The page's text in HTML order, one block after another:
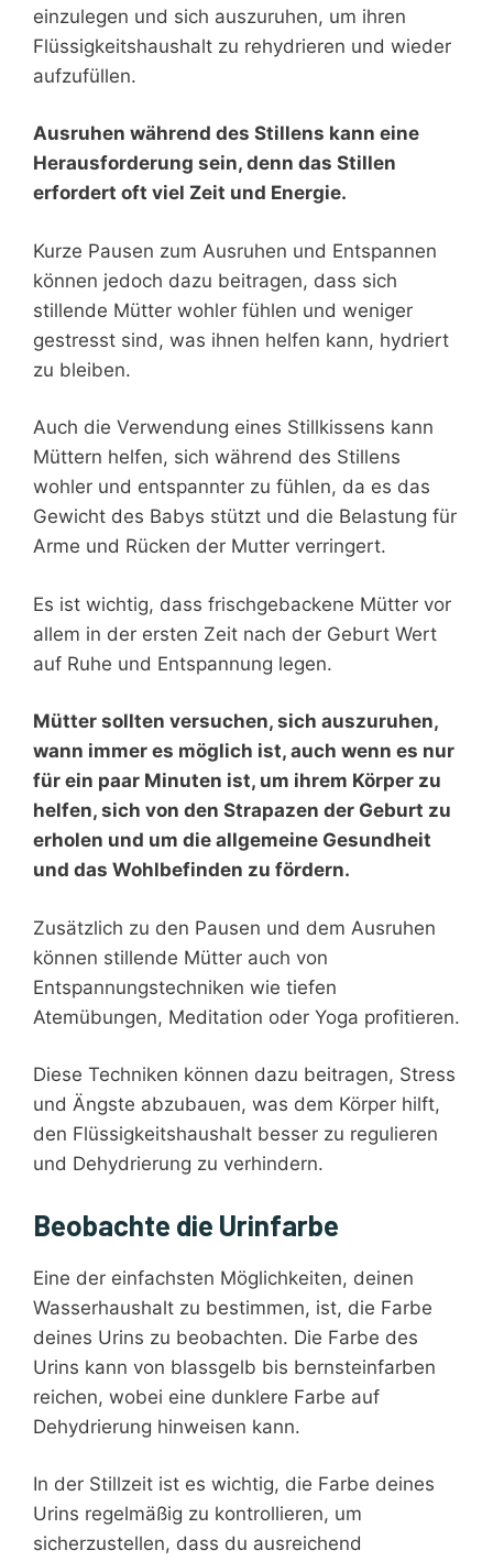
einzulegen und sich auszuruhen, um ihren
Flüssigkeitshaushalt zu rehydrieren und wieder
aufzufüllen.
Ausruhen während des Stillens kann eine
Herausforderung sein, denn das Stillen
erfordert oft viel Zeit und Energie.
Kurze Pausen zum Ausruhen und Entspannen
können jedoch dazu beitragen, dass sich
stillende Mütter wohler fühlen und weniger
gestresst sind, was ihnen helfen kann, hydriert
zu bleiben.
Auch die Verwendung eines Stillkissens kann
Müttern helfen, sich während des Stillens
wohler und entspannter zu fühlen, da es das
Gewicht des Babys stützt und die Belastung für
Arme und Rücken der Mutter verringert.
Es ist wichtig, dass frischgebackene Mütter vor
allem in der ersten Zeit nach der Geburt Wert
auf Ruhe und Entspannung legen.
Mütter sollten versuchen, sich auszuruhen,
wann immer es möglich ist, auch wenn es nur
für ein paar Minuten ist, um ihrem Körper zu
helfen, sich von den Strapazen der Geburt zu
erholen und um die allgemeine Gesundheit
und das Wohlbefinden zu fördern.
Zusätzlich zu den Pausen und dem Ausruhen
können stillende Mütter auch von
Entspannungstechniken wie tiefen
Atemübungen, Meditation oder Yoga profitieren.
Diese Techniken können dazu beitragen, Stress
und Ängste abzubauen, was dem Körper hilft,
den Flüssigkeitshaushalt besser zu regulieren
und Dehydrierung zu verhindern.
Beobachte die Urinfarbe
Eine der einfachsten Möglichkeiten, deinen
Wasserhaushalt zu bestimmen, ist, die Farbe
deines Urins zu beobachten. Die Farbe des
Urins kann von blassgelb bis bernsteinfarben
reichen, wobei eine dunklere Farbe auf
Dehydrierung hinweisen kann.
In der Stillzeit ist es wichtig, die Farbe deines
Urins regelmäßig zu kontrollieren, um
sicherzustellen, dass du ausreichend